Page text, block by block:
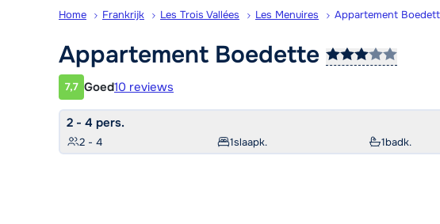
Home Frankrijk Les Trois Vallées Les Menuires Appartement
Appartement Boedette
Klantwaardering
7,7 Goed10 reviews
2 - 4 pers.
2 - 4 1slaapk. 1badk.